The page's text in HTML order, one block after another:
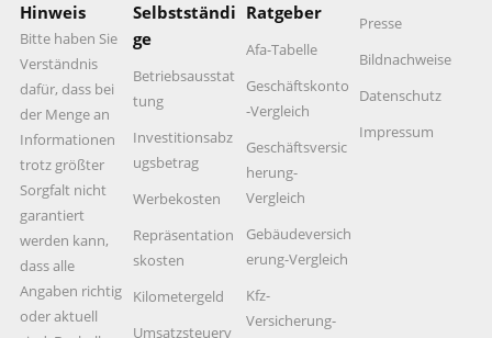
Hinweis
Bitte haben Sie
Verständnis
dafür, dass bei
der Menge an
Informationen
trotz größter
Sorgfalt nicht
garantiert
werden kann,
dass alle
Angaben richtig
oder aktuell
Selbstständi
ge
Betriebsausstat
tung
Investitionsabz
ugsbetrag
Werbekosten
Repräsentation
skosten
Kilometergeld
Umsatzsteuerv
Ratgeber
Afa-Tabelle
Geschäftskonto
-Vergleich
Geschäftsversic
herung-
Vergleich
Gebäudeversich
erung-Vergleich
Kfz-
Versicherung-
Presse
Bildnachweise
Datenschutz
Impressum